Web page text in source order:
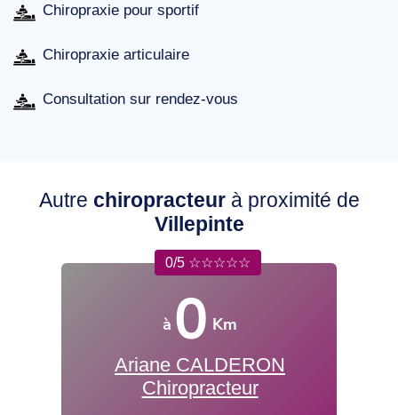
Chiropraxie pour sportif
Chiropraxie articulaire
Consultation sur rendez-vous
Autre chiropracteurà proximité de
Villepinte
0/5 ☆☆☆☆☆
à 0 Km
Ariane CALDERON
Chiropracteur